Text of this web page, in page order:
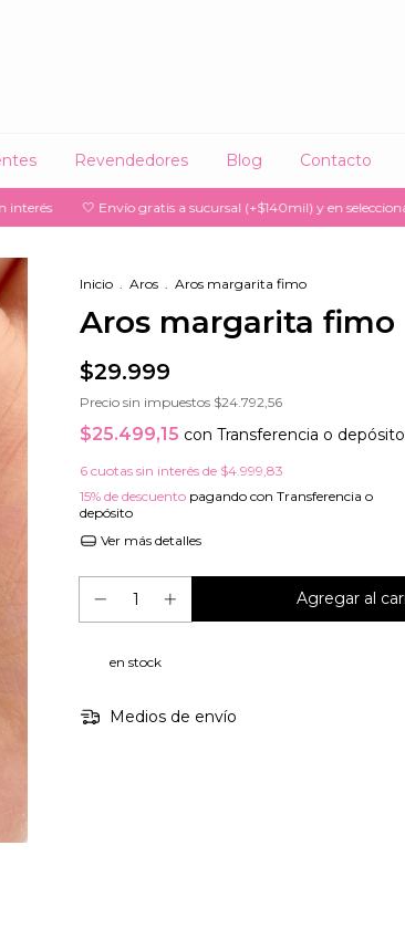
Revendedores Blog Contacto
🤍 Envío gratis a sucursal (+$140mil) y en seleccionados
Inicio . Aros . Aros margarita fimo
Aros margarita fimo
$29.999
Precio sin impuestos $24.792,56
$25.499,15 con Transferencia o depósito
6 cuotas sin interés de $4.999,83
15% de descuento pagando con Transferencia o
depósito
Ver más detalles
en stock
Medios de envío